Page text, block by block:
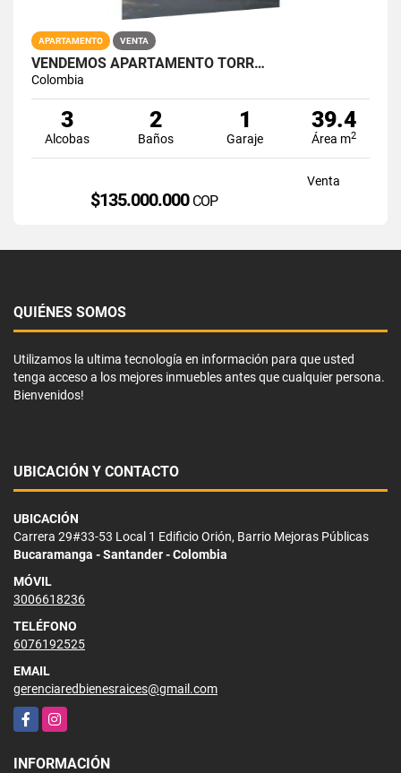
APARTAMENTO VENTA
VENDEMOS APARTAMENTO TORR…
Colombia
3
Alcobas
2
Baños
1
Garaje
39.4
Área m2
Venta
$135.000.000 COP
QUIÉNES SOMOS
Utilizamos la ultima tecnología en información para que usted
tenga acceso a los mejores inmuebles antes que cualquier persona.
Bienvenidos!
UBICACIÓN Y CONTACTO
UBICACIÓN
Carrera 29#33-53 Local 1 Edificio Orión, Barrio Mejoras Públicas
Bucaramanga - Santander - Colombia
MÓVIL
3006618236
TELÉFONO
6076192525
EMAIL
gerenciaredbienesraices@gmail.com
FacebookInstagram
INFORMACIÓN